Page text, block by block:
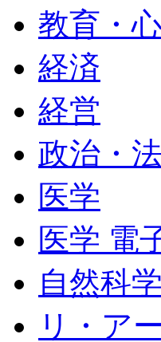
教育・
経済
経営
政治・
医学
医学 電
自然科学
リ・ア